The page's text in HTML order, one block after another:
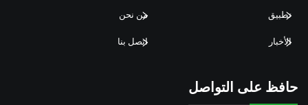
تطبيق من نحن
الأخبار اتصل بنا
حافظ على التواصل